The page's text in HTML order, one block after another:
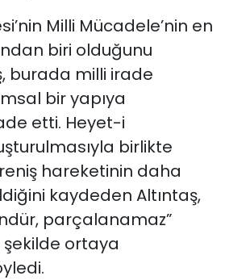
Milli Mücadele’nin en
biri olduğunu
burada milli irade
bir yapıya
etti. Heyet-i
birlikte
hareketinin daha
kaydeden Altıntaş,
parçalanamaz”
şekilde ortaya